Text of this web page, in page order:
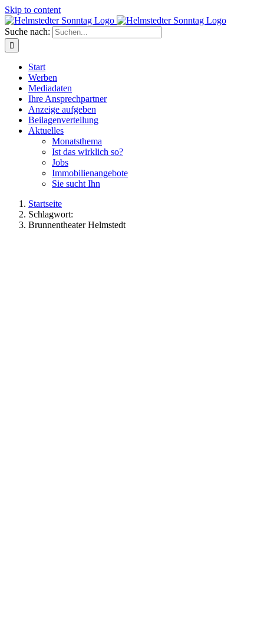
Skip to content
Suche nach:
Start
Werben
Mediadaten
Ihre Ansprechpartner
Anzeige aufgeben
Beilagenverteilung
Aktuelles
Monatsthema
Ist das wirklich so?
Jobs
Immobilienangebote
Sie sucht Ihn
Startseite
Schlagwort:
Brunnentheater Helmstedt